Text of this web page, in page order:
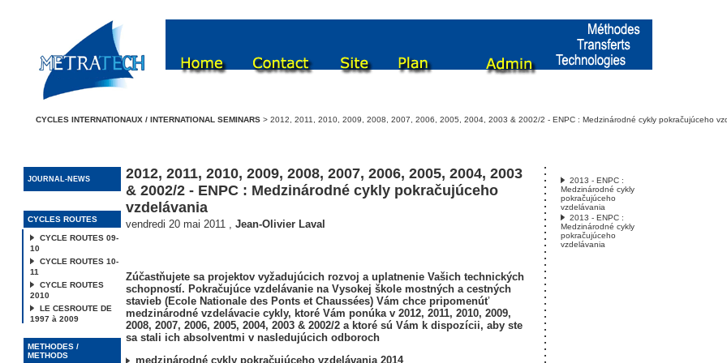
CYCLES INTERNATIONAUX / INTERNATIONAL SEMINARS > 2012, 2011, 2010, 2009, 2008, 2007, 2006, 2005, 2004, 2003 & 2002/2 - ENPC : Medzinárodné cykly pokračujúceho
JOURNAL-NEWS
CYCLES ROUTES
CYCLE ROUTES 09-
10
CYCLE ROUTES 10-
11
CYCLE ROUTES
2010
LE CESROUTE DE
1997 à 2009
METHODES /
METHODS
2012, 2011, 2010, 2009, 2008, 2007, 2006, 2005, 2004, 2003
& 2002/2 - ENPC : Medzinárodné cykly pokračujúceho
vzdelávania
vendredi 20 mai 2011 , Jean-Olivier Laval
Zúčastňujete sa projektov vyžadujúcich rozvoj a uplatnenie Vašich technických
schopností. Pokračujúce vzdelávanie na Vysokej škole mostných a cestných
stavieb (Ecole Nationale des Ponts et Chaussées) Vám chce pripomenúť
medzinárodné vzdelávacie cykly, ktoré Vám ponúka v 2012, 2011, 2010, 2009,
2008, 2007, 2006, 2005, 2004, 2003 & 2002/2 a ktoré sú Vám k dispozícii, aby ste
sa stali ich absolventmi v nasledujúcich odboroch
medzinárodné cykly pokračujúceho vzdelávania 2014
2013 - ENPC :
Medzinárodné cykly
pokračujúceho
vzdelávania
2013 - ENPC :
Medzinárodné cykly
pokračujúceho
vzdelávania